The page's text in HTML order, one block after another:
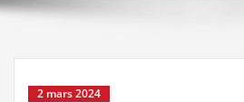
2 mars 2024